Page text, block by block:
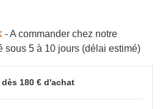
- A commander chez notre
sous 5 à 10 jours (délai estimé)
180 € d'achat